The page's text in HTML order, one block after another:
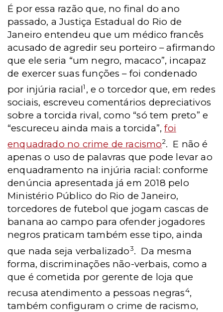
É por essa razão que, no final do ano
passado, a Justiça Estadual do Rio de
Janeiro entendeu que um médico francês
acusado de agredir seu porteiro – afirmando
que ele seria “um negro, macaco”, incapaz
de exercer suas funções – foi condenado
por injúria racial1 , e o torcedor que, em redes
sociais, escreveu comentários depreciativos
sobre a torcida rival, como “só tem preto” e
“escureceu ainda mais a torcida”,foi
enquadrado no crime de racismo2. E não é
apenas o uso de palavras que pode levar ao
enquadramento na injúria racial: conforme
denúncia apresentada já em 2018 pelo
Ministério Público do Rio de Janeiro,
torcedores de futebol que jogam cascas de
banana ao campo para ofender jogadores
negros praticam também esse tipo, ainda
que nada seja verbalizado3. Da mesma
forma, discriminações não-verbais, como a
que é cometida por gerente de loja que
recusa atendimento a pessoas negras4,
também configuram o crime de racismo,